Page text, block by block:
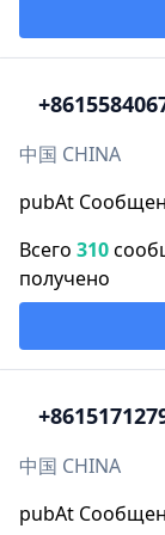
+86
中国 CHINA
pubAt
Всего 310
получено
+86
中国 CHINA
pubAt